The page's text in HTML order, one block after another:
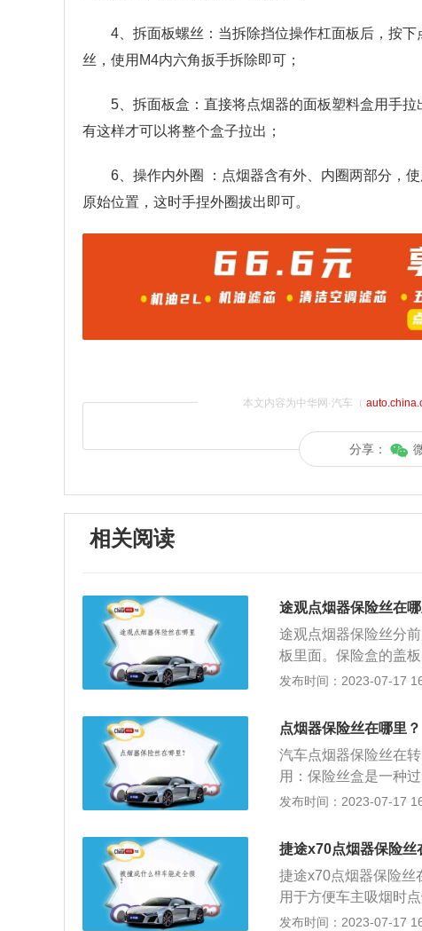
4、拆面板螺丝：当拆除挡位操作杠面板后，按
丝，使用M4内六角扳手拆除即可；
5、拆面板盒：直接将点烟器的面板塑料盒用手
有这样才可以将整个盒子拉出；
6、操作内外圈 ：点烟器含有外、内圈两部分，
原始位置，这时手捏外圈拔出即可。
本文内容为中华网·汽车（
分享：
相关阅读
途观点烟器保险丝在
途观点烟器保险丝分
板里面。保险盒的盖
面举例子熟悉流程：1
器保险丝的位置，这
笔测量保险丝触电。
坏。5、用专用工具取
烟器的使用方法：1、
图标按钮自动加热，
全系数高，行车抽烟
意安装极可能烧毁保
发布时间：2023-07-17
点烟器保险丝在哪里？
汽车点烟器保险丝在
用：保险丝盒是一种
电路，保险丝起到保
后，汽车的某些功能
注意事项：在更换保
险盒一般位于电瓶附
套箱内。
发布时间：2023-07-17
捷途x70点烟器保险丝
捷途x70点烟器保险丝
用于方便车主吸烟时
能将汽车上12伏、24
发布时间：2023-07-17